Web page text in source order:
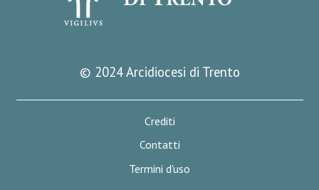
© 2024 Arcidiocesi di Trento
Crediti
Contatti
Termini d'uso